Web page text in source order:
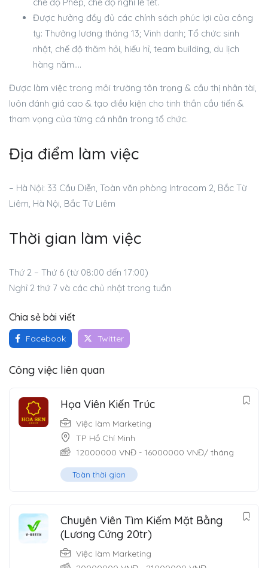
Được hưởng đầy đủ các chính sách phúc lợi của công
ty: Thưởng lương tháng 13; Vinh danh; Tổ chức sinh
nhật, chế độ thăm hỏi, hiếu hỉ, team building, du lịch
hàng năm….
Được làm việc trong môi trường tôn trọng & cầu thị nhân tài,
luôn đánh giá cao & tạo điều kiện cho tinh thần cầu tiến &
tham vọng của từng cá nhân trong tổ chức.
Địa điểm làm việc
– Hà Nội: 33 Cầu Diễn, Toàn văn phòng Intracom 2, Bắc Từ
Liêm, Hà Nội, Bắc Từ Liêm
Thời gian làm việc
Thứ 2 – Thứ 6 (từ 08:00 đến 17:00)
Nghỉ 2 thứ 7 và các chủ nhật trong tuần
Chia sẻ bài viết
Facebook Twitter
Công việc liên quan
Họa Viên Kiến Trúc
Việc làm Marketing
TP Hồ Chí Minh
12000000 VNĐ - 16000000 VNĐ/ tháng
Toàn thời gian
Chuyên Viên Tìm Kiếm Mặt Bằng
(Lương Cứng 20tr)
Việc làm Marketing